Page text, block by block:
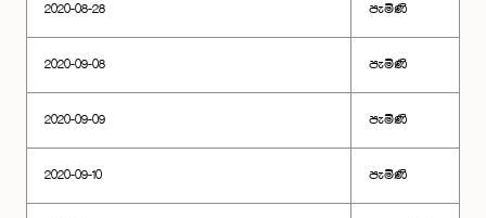
2020-08-28 පැමිණි
2020-09-08 පැමිණි
2020-09-09 පැමිණි
2020-09-10 පැමිණි